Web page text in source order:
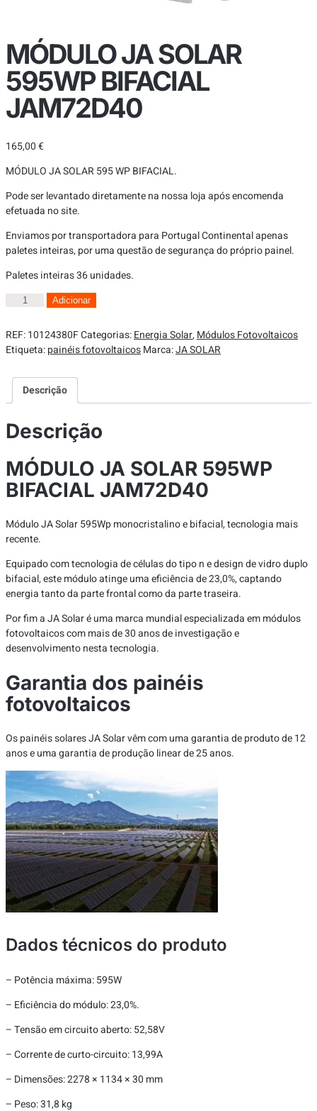
MÓDULO JA SOLAR
595WP BIFACIAL
JAM72D40
165,00€
MÓDULO JA SOLAR 595 WP BIFACIAL.
Pode ser levantado diretamente na nossa loja após encomenda
efetuada no site.
Enviamos por transportadora para Portugal Continental apenas
paletes inteiras, por uma questão de segurança do próprio painel.
Paletes inteiras 36 unidades.
Adicionar
REF:10124380FCategorias:Energia Solar,Módulos Fotovoltaicos
Etiqueta:painéis fotovoltaicosMarca:JA SOLAR
Descrição
Descrição
MÓDULO JA SOLAR 595WP
BIFACIAL JAM72D40
Módulo JA Solar 595Wp monocristalino e bifacial, tecnologia mais
recente.
Equipado com tecnologia de células do tipo n e design de vidro duplo
bifacial, este módulo atinge uma eficiência de 23,0%, captando
energia tanto da parte frontal como da parte traseira.
Por fim a JA Solar é uma marca mundial especializada em módulos
fotovoltaicos com mais de 30 anos de investigação e
desenvolvimento nesta tecnologia.
Garantia dos painéis
fotovoltaicos
Os painéis solares JA Solar vêm com uma garantia de produto de 12
anos e uma garantia de produção linear de 25 anos.
Dados técnicos do produto
– Potência máxima: 595W
– Eficiência do módulo: 23,0%.
– Tensão em circuito aberto: 52,58V
– Corrente de curto-circuito: 13,99A
– Dimensões: 2278 × 1134 × 30 mm
– Peso: 31,8 kg